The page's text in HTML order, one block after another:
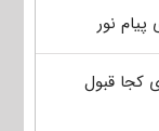
نور
کجا قبول